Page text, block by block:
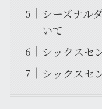
シーズナル
いて
シックスセ
シックスセ